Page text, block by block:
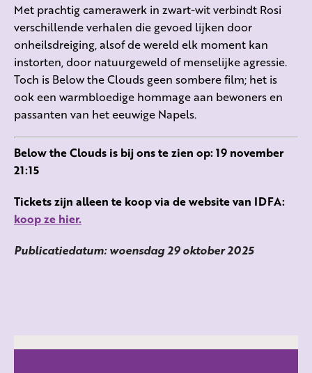
Met prachtig camerawerk in zwart-wit verbindt Rosi
verschillende verhalen die gevoed lijken door
onheilsdreiging, alsof de wereld elk moment kan
instorten, door natuurgeweld of menselijke agressie.
Toch is Below the Clouds geen sombere film; het is
ook een warmbloedige hommage aan bewoners en
passanten van het eeuwige Napels.
Below the Clouds is bij ons te zien op: 19 november
21:15
Tickets zijn alleen te koop via de website van IDFA:
koop ze hier.
Publicatiedatum: woensdag 29 oktober 2025